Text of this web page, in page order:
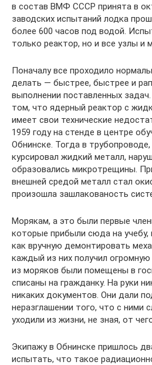
в состав ВМФ СССР принята в
заводских испытаний лодка
более 600 часов под водой.
только реактор, но и все узлы и
Поначалу все проходило
делать — быстрее, быстрее и
выполнении поставленных
том, что ядерный реактор с
имеет свои технические
1959 году на стенде в центре
Обнинске. Тогда в
курсировал жидкий металл,
образовались микротрещины.
внешней средой металл стал
произошла зашлакованость
Морякам, а это были первые
которые прибыли сюда на учебу,
как вручную демонтировать
каждый из них получил
из моряков были помещены в
списаны на гражданку. На руки
никаких документов. Они дали
неразглашении того, что с ними
уходили из жизни, не зная, от
Экипажу в Обнинске пришлось
испытать, что такое